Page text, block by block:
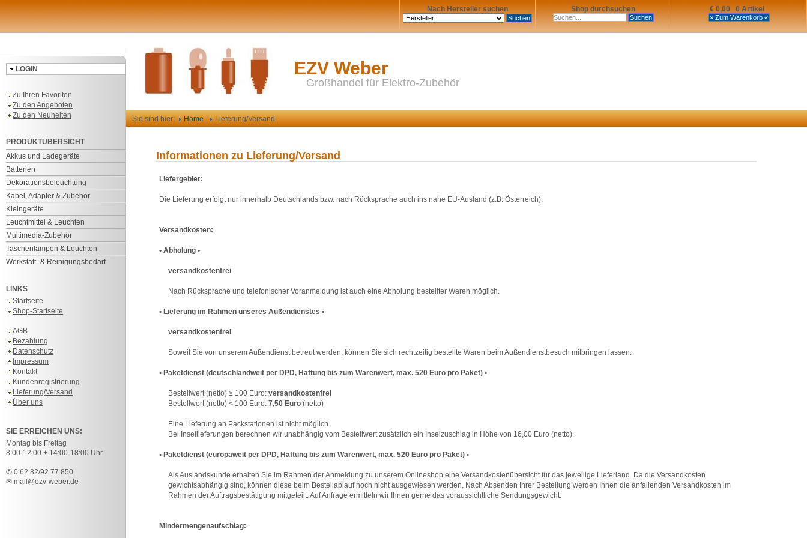
€ 0,00 0 Artikel
Shop durchsuchen
Nach Hersteller suchen
LOGIN
Zu Ihren Favoriten
Zu den Angeboten
Zu den Neuheiten
PRODUKTÜBERSICHT
Akkus und Ladegeräte
Batterien
Dekorationsbeleuchtung
Kabel, Adapter & Zubehör
Kleingeräte
Leuchtmittel & Leuchten
Multimedia-Zubehör
Taschenlampen & Leuchten
Werkstatt- & Reinigungsbedarf
LINKS
Startseite
Shop-Startseite
AGB
Bezahlung
Datenschutz
Impressum
Kontakt
Kundenregistrierung
Lieferung/Versand
Über uns
SIE ERREICHEN UNS:
Montag bis Freitag
8:00-12:00 + 14:00-18:00 Uhr
✆ 0 62 82/92 77 850
✉ mail@ezv-weber.de
EZV Weber
Großhandel für Elektro-Zubehör
Sie sind hier: Home Lieferung/Versand
Informationen zu Lieferung/Versand
Liefergebiet:
Die Lieferung erfolgt nur innerhalb Deutschlands bzw. nach Rücksprache auch ins nahe EU-Ausland (z.B. Österreich).
Versandkosten:
• Abholung •
versandkostenfrei
Nach Rücksprache und telefonischer Voranmeldung ist auch eine Abholung bestellter Waren möglich.
• Lieferung im Rahmen unseres Außendienstes •
versandkostenfrei
Soweit Sie von unserem Außendienst betreut werden, können Sie sich rechtzeitig bestellte Waren beim Außendienstbesuch mitbringen lassen.
• Paketdienst (deutschlandweit per DPD, Haftung bis zum Warenwert, max. 520 Euro pro Paket) •
Bestellwert (netto) ≥ 100 Euro: versandkostenfrei
Bestellwert (netto) < 100 Euro: 7,50 Euro (netto)
Eine Lieferung an Packstationen ist nicht möglich.
Bei Insellieferungen berechnen wir unabhängig vom Bestellwert zusätzlich ein Inselzuschlag in Höhe von 16,00 Euro (netto).
• Paketdienst (europaweit per DPD, Haftung bis zum Warenwert, max. 520 Euro pro Paket) •
Als Auslandskunde erhalten Sie im Rahmen der Anmeldung zu unserem Onlineshop eine Versandkostenübersicht für das jeweilige Lieferland. Da die Versandkosten
gewichtsabhängig sind, können diese beim Bestellablauf noch nicht ausgewiesen werden. Nach Absenden Ihrer Bestellung werden Ihnen die anfallenden Versandkosten im
Rahmen der Auftragsbestätigung mitgeteilt. Auf Anfrage ermitteln wir Ihnen gerne das voraussichtliche Sendungsgewicht.
Mindermengenaufschlag: